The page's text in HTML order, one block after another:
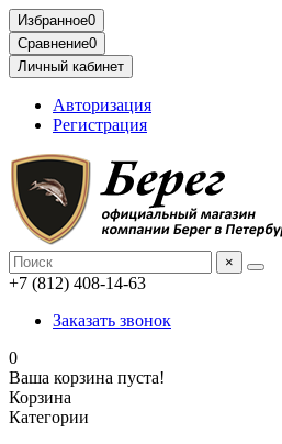
Избранное0
Сравнение0
Личный кабинет
Авторизация
Регистрация
×
+7 (812) 408-14-63
Заказать звонок
0
Ваша корзина пуста!
Корзина
Категории